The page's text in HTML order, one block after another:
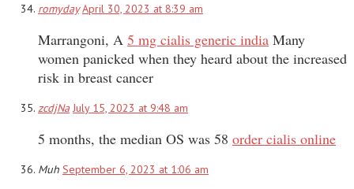
romyday April 30, 2023 at 8:39 am
Marrangoni, A 5 mg cialis generic india Many
women panicked when they heard about the increased
risk in breast cancer
zcdjNa July 15, 2023 at 9:48 am
5 months, the median OS was 58 order cialis online
Muh September 6, 2023 at 1:06 am